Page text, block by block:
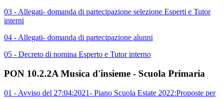
03 - Allegati- domanda di partecipazione selezione Esperti e Tutor
interni
04 - Allegati- domanda di partecipazione alunni
05 - Decreto di nomina Esperto e Tutor interno
PON 10.2.2A Musica d'insieme - Scuola Primaria
01 - Avviso del 27:04:2021- Piano Scuola Estate 2022:Proposte per